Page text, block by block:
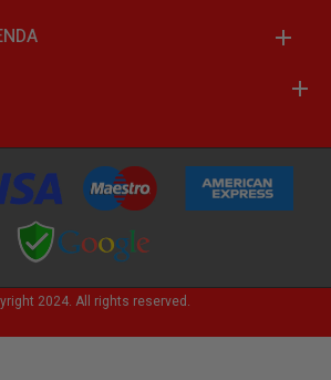
2024. All rights reserved.